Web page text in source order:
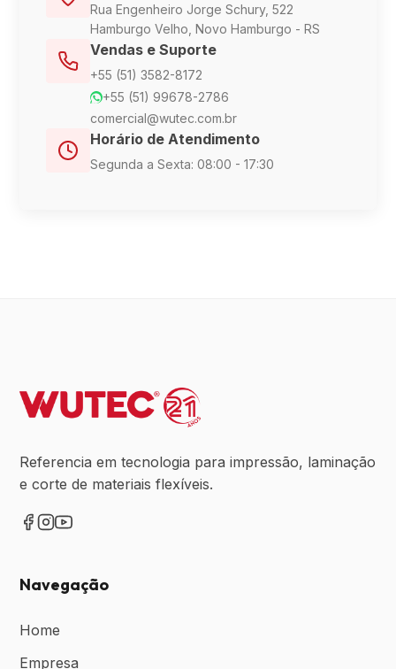
Rua Engenheiro Jorge Schury, 522
Hamburgo Velho, Novo Hamburgo - RS
Vendas e Suporte
+55 (51) 3582-8172
+55 (51) 99678-2786
comercial@wutec.com.br
Horário de Atendimento
Segunda a Sexta: 08:00 - 17:30
Referencia em tecnologia para impressão, laminação
e corte de materiais flexíveis.
Navegação
Home
Empresa